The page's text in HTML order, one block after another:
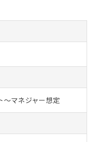
おわり
マネジャー想定